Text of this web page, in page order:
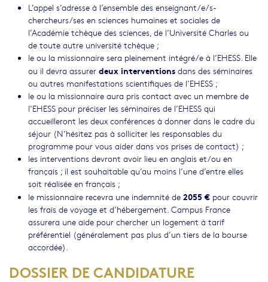
L’appel s’adresse à l’ensemble des enseignant/e/s-
chercheurs/ses en sciences humaines et sociales de
l’Académie tchèque des sciences, de l’Université Charles ou
de toute autre université tchèque ;
le ou la missionnaire sera pleinement intégré/e à l’EHESS. Elle
ou il devra assurer deux interventions dans des séminaires
ou autres manifestations scientifiques de l’EHESS ;
le ou la missionnaire aura pris contact avec un membre de
l’EHESS pour préciser les séminaires de l’EHESS qui
accueilleront les deux conférences à donner dans le cadre du
séjour (N’hésitez pas à solliciter les responsables du
programme pour vous aider dans vos prises de contact) ;
les interventions devront avoir lieu en anglais et/ou en
français ; il est souhaitable qu’au moins l’une d’entre elles
soit réalisée en français ;
le missionnaire recevra une indemnité de 2055 € pour couvrir
les frais de voyage et d’hébergement. Campus France
assurera une aide pour chercher un logement à tarif
préférentiel (généralement pas plus d’un tiers de la bourse
accordée).
DOSSIER DE CANDIDATURE